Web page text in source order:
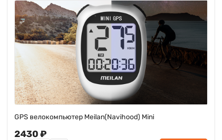
GPS велокомпьютер Meilan(Navihood) Mini
2430 ₽